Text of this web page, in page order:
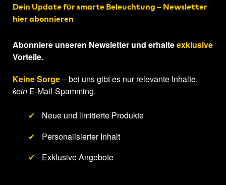
Dein Update für smarte Beleuchtung – Newsletter
hier abonnieren
Abonniere unseren Newsletter und erhalteexklusive
Vorteile.
Keine Sorge– bei uns gibt es nur relevante Inhalte,
kein E-Mail-Spamming.
✔
Neue und limitierte Produkte
✔
Personalisierter Inhalt
✔
Exklusive Angebote